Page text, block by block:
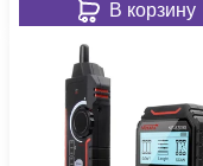
В корзину